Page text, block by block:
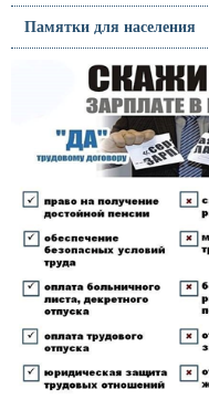
Памятки для населения